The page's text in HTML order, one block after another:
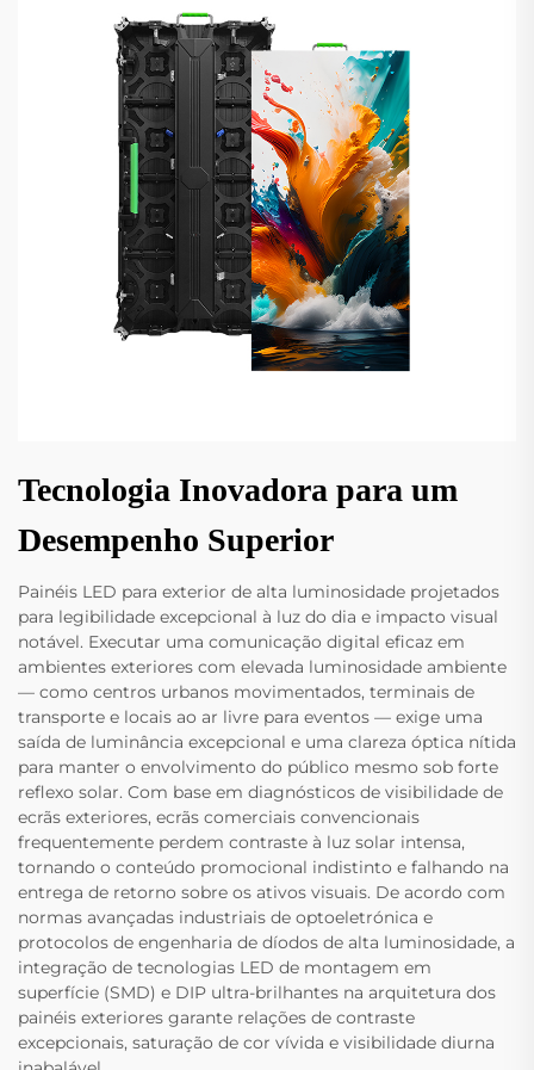
Tecnologia Inovadora para um
Desempenho Superior
Painéis LED para exterior de alta luminosidade projetados
para legibilidade excepcional à luz do dia e impacto visual
notável. Executar uma comunicação digital eficaz em
ambientes exteriores com elevada luminosidade ambiente
— como centros urbanos movimentados, terminais de
transporte e locais ao ar livre para eventos — exige uma
saída de luminância excepcional e uma clareza óptica nítida
para manter o envolvimento do público mesmo sob forte
reflexo solar. Com base em diagnósticos de visibilidade de
ecrãs exteriores, ecrãs comerciais convencionais
frequentemente perdem contraste à luz solar intensa,
tornando o conteúdo promocional indistinto e falhando na
entrega de retorno sobre os ativos visuais. De acordo com
normas avançadas industriais de optoeletrónica e
protocolos de engenharia de díodos de alta luminosidade, a
integração de tecnologias LED de montagem em
superfície (SMD) e DIP ultra-brilhantes na arquitetura dos
painéis exteriores garante relações de contraste
excepcionais, saturação de cor vívida e visibilidade diurna